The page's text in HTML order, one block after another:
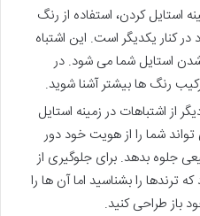
استایل کردن، استفاده از رنگ
کنار یکدیگر است. این اشتباه
استایل شما می شود. در
رنگ ها بیشتر آشنا شوید.
از اشتباهات در زمینه استایل
شما را از هویت خود دور
جلوه بدهد. برای جلوگیری از
را بشناسید اما آن ها را
طراحی کنید.